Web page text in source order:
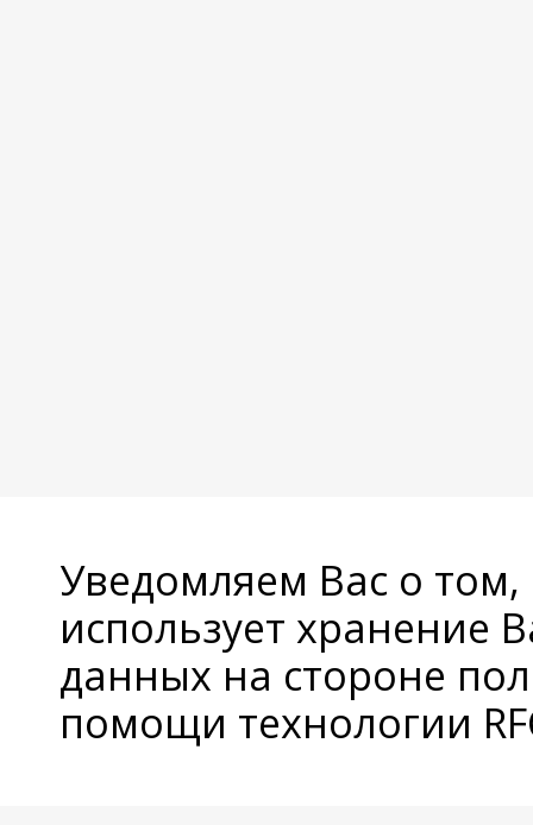
Уведомляем Вас о
использует хранение
данных на стороне
помощи технологии